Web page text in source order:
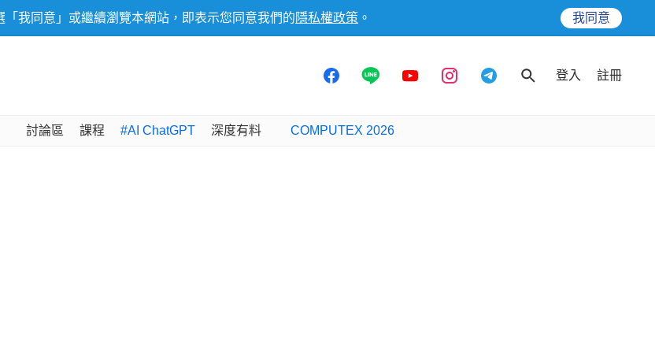
我同意」或繼續瀏覽本網站，即表示您同意我們的 隱私權政策 。 我同意
登入 註冊
討論區 課程 #AI ChatGPT 深度有料 COMPUTEX 2026